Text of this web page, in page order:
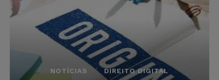
NOTÍCIAS DIREITO DIGITAL